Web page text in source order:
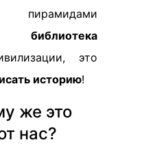
библиотека
это
историю!
же это
нас?